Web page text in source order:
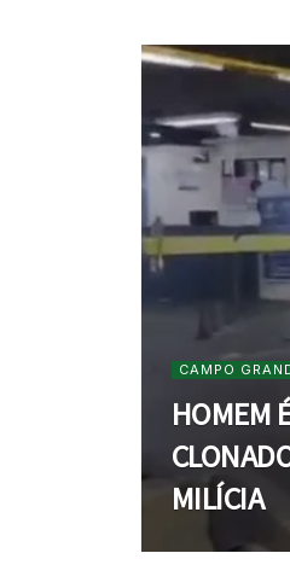
CAMPO
HOMEM
MILÍCIA